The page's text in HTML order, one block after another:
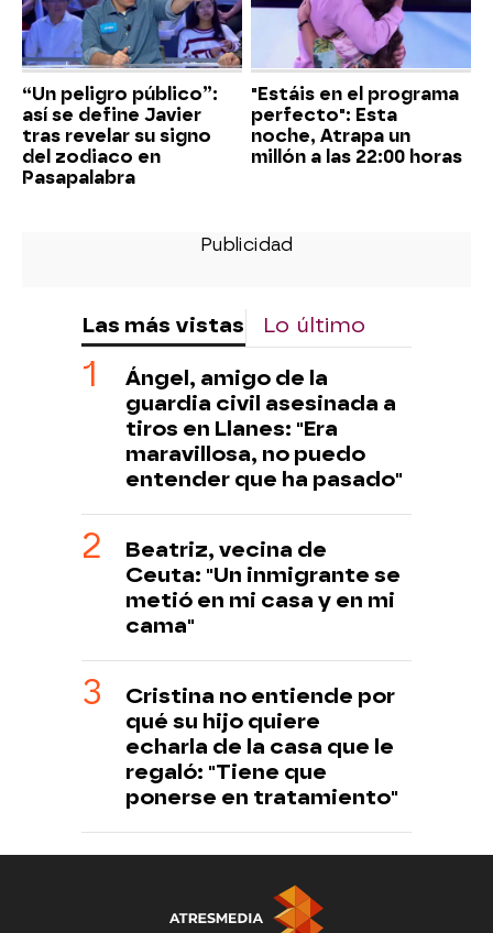
“Un peligro público”:
así se define Javier
tras revelar su signo
del zodiaco en
Pasapalabra
"Estáis en el programa
perfecto": Esta
noche, Atrapa un
millón a las 22:00 horas
Las más vistas Lo último
Ángel, amigo de la
guardia civil asesinada a
tiros en Llanes: "Era
maravillosa, no puedo
entender que ha pasado"
Beatriz, vecina de
Ceuta: "Un inmigrante se
metió en mi casa y en mi
cama"
Cristina no entiende por
qué su hijo quiere
echarla de la casa que le
regaló: "Tiene que
ponerse en tratamiento"